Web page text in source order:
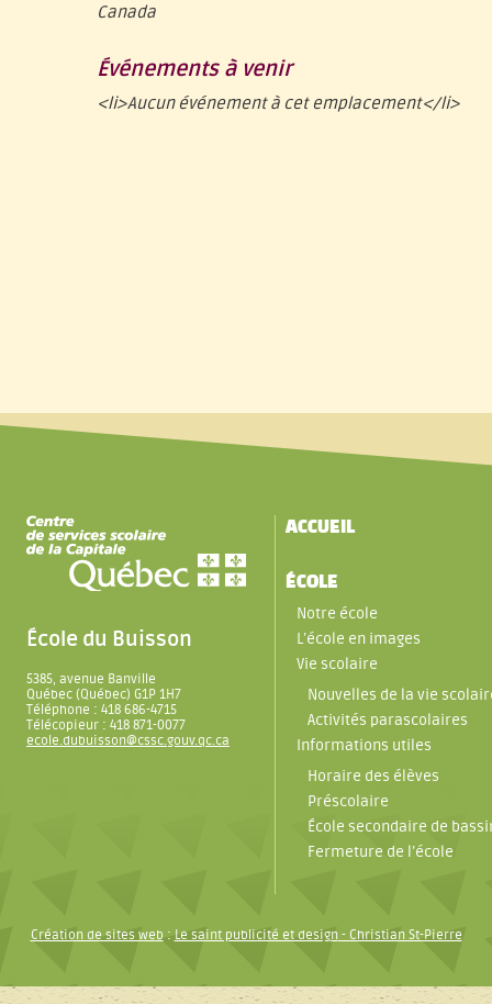
Canada
Événements à venir
<li>Aucun événement à cet emplacement</li>
École du Buisson
5385, avenue Banville
Québec (Québec) G1P 1H7
Téléphone : 418 686-4715
Télécopieur : 418 871-0077
ecole.dubuisson@cssc.gouv.qc.ca
ACCUEIL
ÉCOLE
Notre école
L’école en images
Vie scolaire
Nouvelles de la vie
Activités parascolaires
Informations utiles
Horaire des élèves
Préscolaire
École secondaire de
Fermeture de l’école
Création de sites web : Le saint publicité et design- Christian St-Pierre